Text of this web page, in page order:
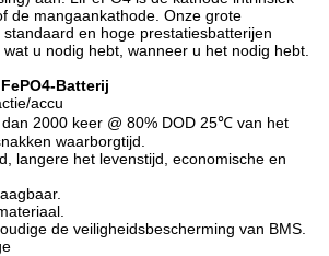
de mangaankathode. Onze grote
en hoge prestatiesbatterijen
u nodig hebt, wanneer u het nodig hebt.
Batterij
accu
2000 keer @ 80% DOD 25℃ van het
waarborgtijd.
langere het levenstijd, economische en
de veiligheidsbescherming van BMS.